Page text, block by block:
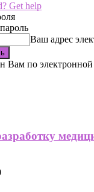
Get help
Ваш адрес
Вам по электронной